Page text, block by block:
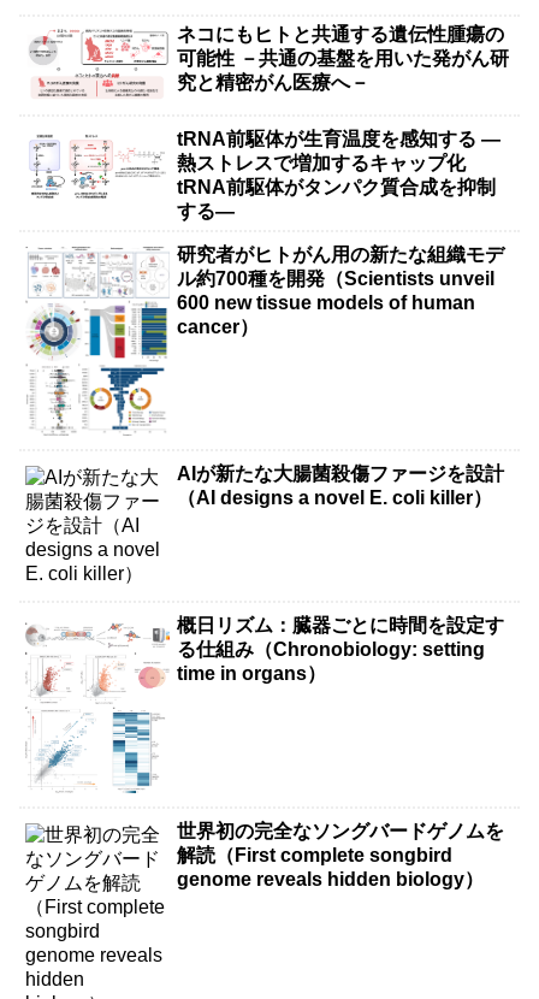
ネコにもヒトと共通する遺伝性腫瘍の
可能性 －共通の基盤を用いた発がん研
究と精密がん医療へ－
tRNA前駆体が生育温度を感知する ―
熱ストレスで増加するキャップ化
tRNA前駆体がタンパク質合成を抑制
する―
研究者がヒトがん用の新たな組織モデ
ル約700種を開発（Scientists unveil
600 new tissue models of human
cancer）
AIが新たな大腸菌殺傷ファージを設計
（AI designs a novel E. coli killer）
概日リズム：臓器ごとに時間を設定す
る仕組み（Chronobiology: setting
time in organs）
世界初の完全なソングバードゲノムを
解読（First complete songbird
genome reveals hidden biology）